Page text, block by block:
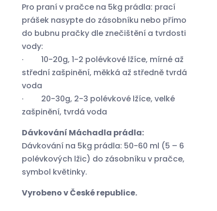
Pro praní v pračce na 5kg prádla: prací
prášek nasypte do zásobníku nebo přímo
do bubnu pračky dle znečištění a tvrdosti
vody:
· 10-20g, 1-2 polévkové lžíce, mírné až
střední zašpinění, měkká až středně tvrdá
voda
· 20-30g, 2-3 polévkové lžíce, velké
zašpinění, tvrdá voda
Dávkování Máchadla prádla:
Dávkování na 5kg prádla: 50-60 ml (5 – 6
polévkových lžic) do zásobníku v pračce,
symbol květinky.
Vyrobeno v České republice.